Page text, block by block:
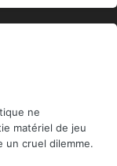
ne
matériel de jeu
un cruel dilemme.